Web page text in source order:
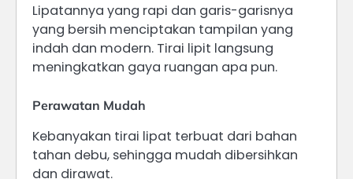
Lipatannya yang rapi dan garis-garisnya
yang bersih menciptakan tampilan yang
indah dan modern. Tirai lipit langsung
meningkatkan gaya ruangan apa pun.
Perawatan Mudah
Kebanyakan tirai lipat terbuat dari bahan
tahan debu, sehingga mudah dibersihkan
dan dirawat.